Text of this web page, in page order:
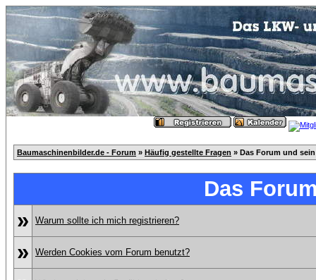
Baumaschinenbilder.de - Forum » Häufig gestellte Fragen » Das Forum und
Das
»
Warum sollte ich mich registrieren?
» Werden Cookies vom Forum benutzt?